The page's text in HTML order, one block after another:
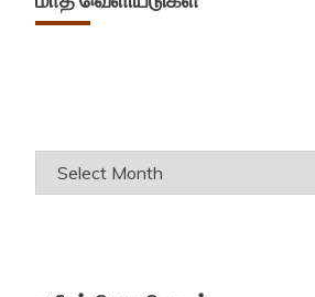
Archives